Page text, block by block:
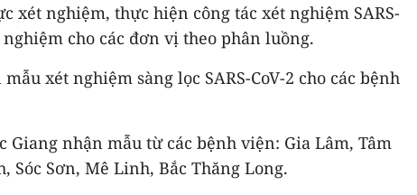
xét nghiệm, thực hiện công tác xét nghiệm SARS-
cho các đơn vị theo phân luồng.
xét nghiệm sàng lọc SARS-CoV-2 cho các bệnh
Giang nhận mẫu từ các bệnh viện: Gia Lâm, Tâm
Sóc Sơn, Mê Linh, Bắc Thăng Long.